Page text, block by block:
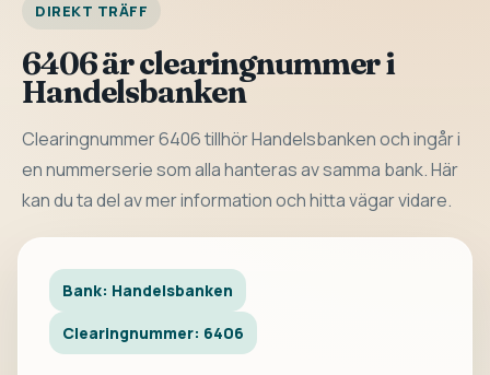
DIREKT TRÄFF
6406 är clearingnummer i
Handelsbanken
Clearingnummer 6406 tillhör Handelsbanken och ingår i
en nummerserie som alla hanteras av samma bank. Här
kan du ta del av mer information och hitta vägar vidare.
Bank: Handelsbanken
Clearingnummer: 6406